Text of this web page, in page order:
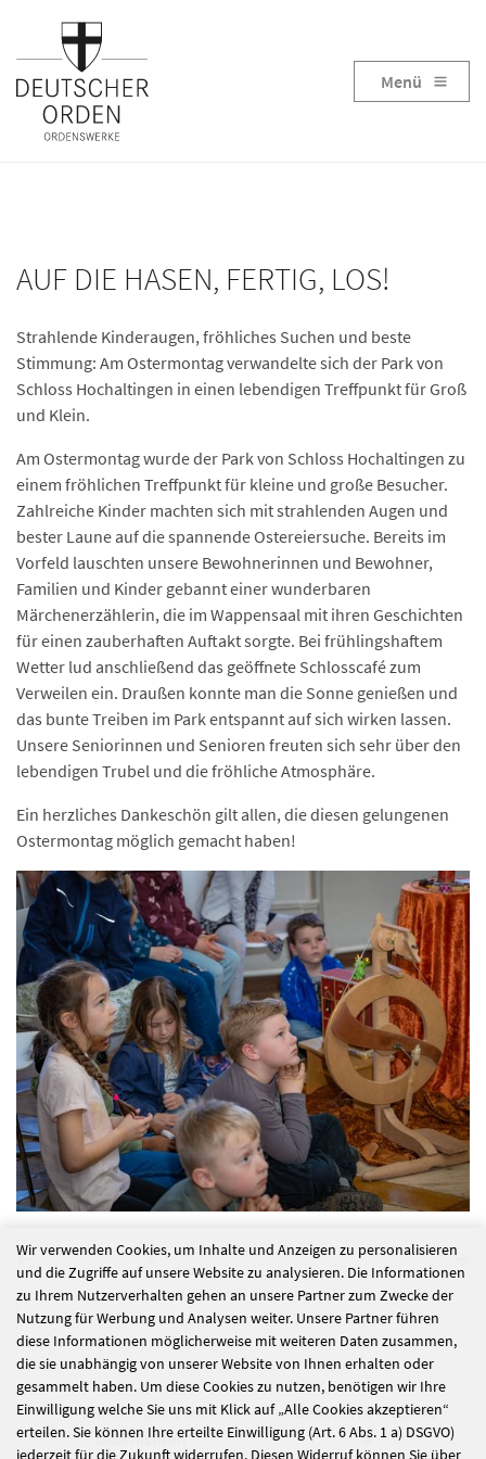
Menü
AUF DIE HASEN, FERTIG, LOS!
Strahlende Kinderaugen, fröhliches Suchen und beste
Stimmung: Am Ostermontag verwandelte sich der Park von
Schloss Hochaltingen in einen lebendigen Treffpunkt für Groß
und Klein.
Am Ostermontag wurde der Park von Schloss Hochaltingen zu
einem fröhlichen Treffpunkt für kleine und große Besucher.
Zahlreiche Kinder machten sich mit strahlenden Augen und
bester Laune auf die spannende Ostereiersuche. Bereits im
Vorfeld lauschten unsere Bewohnerinnen und Bewohner,
Familien und Kinder gebannt einer wunderbaren
Märchenerzählerin, die im Wappensaal mit ihren Geschichten
für einen zauberhaften Auftakt sorgte. Bei frühlingshaftem
Wetter lud anschließend das geöffnete Schlosscafé zum
Verweilen ein. Draußen konnte man die Sonne genießen und
das bunte Treiben im Park entspannt auf sich wirken lassen.
Unsere Seniorinnen und Senioren freuten sich sehr über den
lebendigen Trubel und die fröhliche Atmosphäre.
Ein herzliches Dankeschön gilt allen, die diesen gelungenen
Ostermontag möglich gemacht haben!
alle Nachrichten
Ein Schrank voller
Geschichten
Gefiederte Freunde
Wir verwenden Cookies, um Inhalte und Anzeigen zu personalisieren
und die Zugriffe auf unsere Website zu analysieren. Die Informationen
zu Ihrem Nutzerverhalten gehen an unsere Partner zum Zwecke der
Nutzung für Werbung und Analysen weiter. Unsere Partner führen
diese Informationen möglicherweise mit weiteren Daten zusammen,
die sie unabhängig von unserer Website von Ihnen erhalten oder
gesammelt haben. Um diese Cookies zu nutzen, benötigen wir Ihre
Einwilligung welche Sie uns mit Klick auf „Alle Cookies akzeptieren“
erteilen. Sie können Ihre erteilte Einwilligung (Art. 6 Abs. 1 a) DSGVO)
jederzeit für die Zukunft widerrufen. Diesen Widerruf können Sie über